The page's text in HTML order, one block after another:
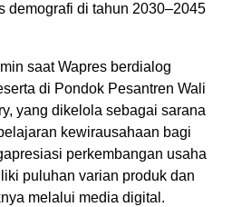
demografi di tahun 2030–2045
saat Wapres berdialog
di Pondok Pesantren Wali
yang dikelola sebagai sarana
kewirausahaan bagi
perkembangan usaha
puluhan varian produk dan
melalui media digital.